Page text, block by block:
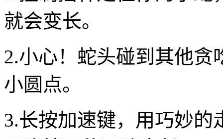
就会变长。
2.小心！蛇头碰到其他
小圆点。
3.长按加速键，用巧妙